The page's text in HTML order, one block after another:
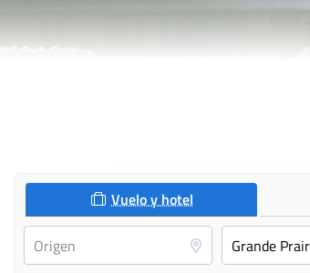
Vuelo y hotel